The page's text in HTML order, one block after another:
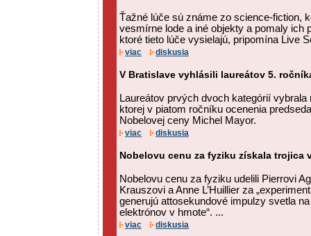
Ťažné lúče sú známe zo science-fiction,
vesmírne lode a iné objekty a pomaly ich
ktoré tieto lúče vysielajú, pripomína Live
viac diskusia
V Bratislave vyhlásili laureátov 5.
Laureátov prvých dvoch kategórií
ktorej v piatom ročníku ocenenia
Nobelovej ceny Michel Mayor.
viac diskusia
Nobelovu cenu za fyziku získala trojica
Nobelovu cenu za fyziku udelili Pierrovi
Krauszovi a Anne L’Huillier za
generujú attosekundové impulzy svetla
elektrónov v hmote“. ...
viac diskusia